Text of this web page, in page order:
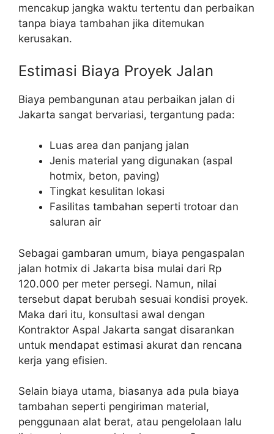
mencakup jangka waktu tertentu dan perbaikan
tanpa biaya tambahan jika ditemukan
kerusakan.
Estimasi Biaya Proyek Jalan
Biaya pembangunan atau perbaikan jalan di
Jakarta sangat bervariasi, tergantung pada:
Luas area dan panjang jalan
Jenis material yang digunakan (aspal
hotmix, beton, paving)
Tingkat kesulitan lokasi
Fasilitas tambahan seperti trotoar dan
saluran air
Sebagai gambaran umum, biaya pengaspalan
jalan hotmix di Jakarta bisa mulai dari Rp
120.000 per meter persegi. Namun, nilai
tersebut dapat berubah sesuai kondisi proyek.
Maka dari itu, konsultasi awal dengan
Kontraktor Aspal Jakarta sangat disarankan
untuk mendapat estimasi akurat dan rencana
kerja yang efisien.
Selain biaya utama, biasanya ada pula biaya
tambahan seperti pengiriman material,
penggunaan alat berat, atau pengelolaan lalu